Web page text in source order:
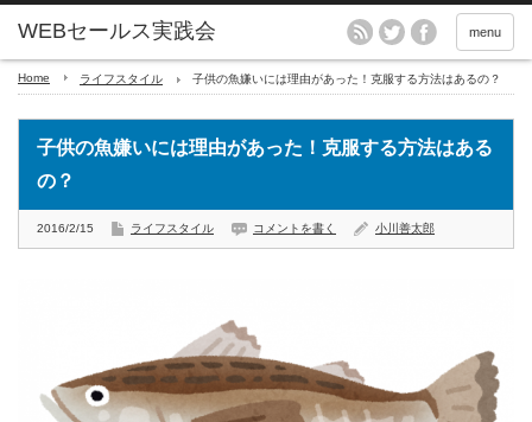
menu
Home ライフスタイル 子供の魚嫌いには理由があった！克服する方法はあるの？
子供の魚嫌いには理由があった！克服する方法はある
の？
2016/2/15 ライフスタイル コメントを書く 小川善太郎